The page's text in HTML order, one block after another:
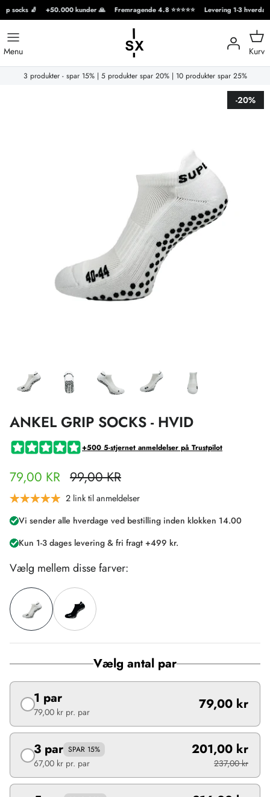
🧦 +50.000 kunder 🙏 Fremragende 4.8 ⭐️⭐️⭐️⭐️⭐️ Levering 1-3 hverdage
tilMenu Kurv
3 produkter - spar 15% | 5 produkter spar 20% | 10 produkter spar 25%
-20%
ANKEL GRIP SOCKS - HVID
+500 5-stjernet anmeldelser på Trustpilot
79,00 KR 99,00 KR
2 link til anmeldelser
Vi sender alle hverdage ved bestilling inden klokken 14.00
Kun 1-3 dages levering & fri fragt +499 kr.
Vælg mellem disse farver:
Vælg antal par
1 par
79,00 kr pr. par 79,00 kr
3 par SPAR 15%
67,00 kr pr. par
201,00 kr
237,00 kr